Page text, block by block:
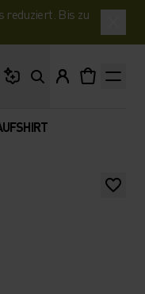
reduziert. Bis zu